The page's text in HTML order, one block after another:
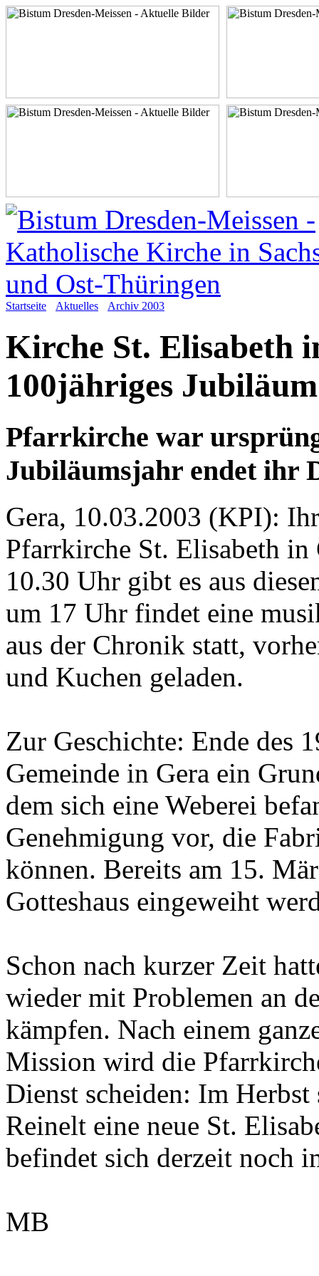
Startseite Aktuelles Archiv 2003
Kirche St. Elisabeth
100jähriges Jubiläum
Pfarrkirche war
Jubiläumsjahr endet ihr
Gera, 10.03.2003 (KPI):
Pfarrkirche St. Elisabeth
10.30 Uhr gibt es aus
um 17 Uhr findet eine
aus der Chronik statt,
und Kuchen geladen.
Zur Geschichte: Ende des
Gemeinde in Gera ein
dem sich eine Weberei
Genehmigung vor, die
können. Bereits am 15.
Gotteshaus eingeweiht
Schon nach kurzer Zeit
wieder mit Problemen an
kämpfen. Nach einem
Mission wird die
Dienst scheiden: Im
Reinelt eine neue St.
befindet sich derzeit noch
MB